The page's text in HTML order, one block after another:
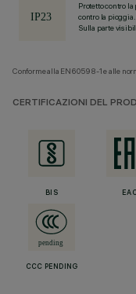
Protetto contro
contro la pioggia.
Sulla parte
Conforme alla EN60598-1 e alle
CERTIFICAZIONI DEL
BIS EAC
CCC PENDING